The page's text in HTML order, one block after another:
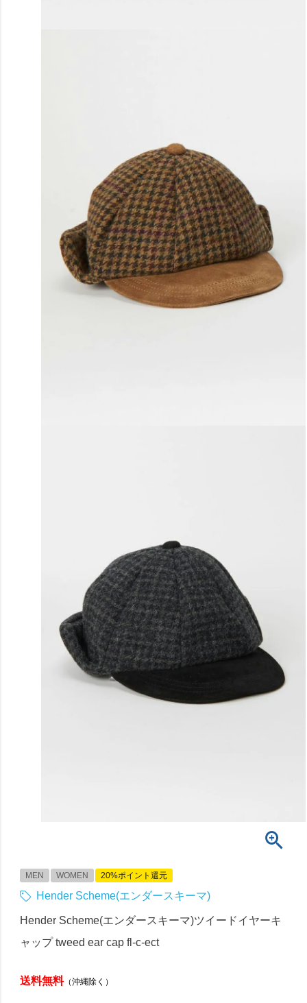
MEN WOMEN 20%ポイント還元
Hender Scheme(エンダースキーマ)
Hender Scheme(エンダースキーマ)ツイードイヤーキ
ャップ tweed ear cap fl-c-ect
送料無料（沖縄除く）